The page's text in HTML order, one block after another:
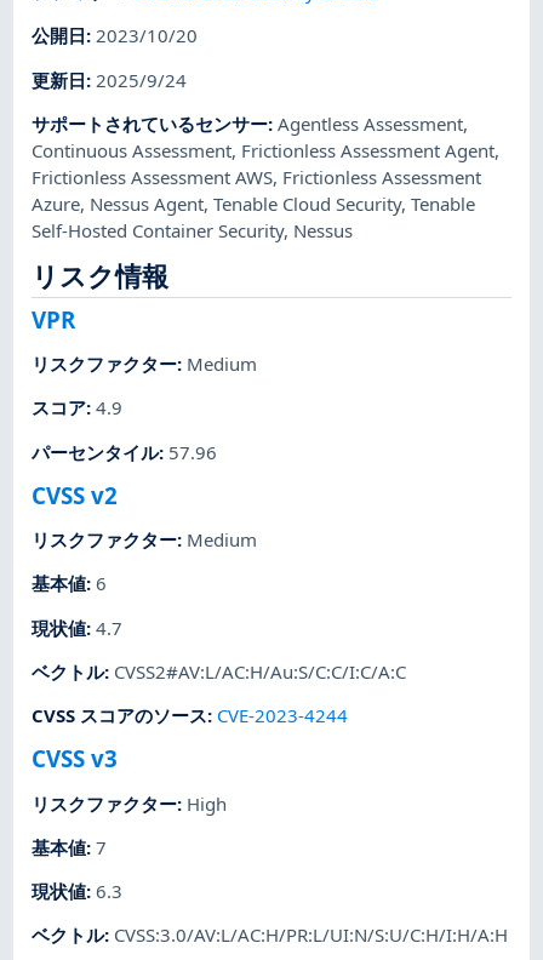
公開日:2023/10/20
更新日: 2025/9/24
サポートされているセンサー:Agentless Assessment,
Continuous Assessment, Frictionless Assessment Agent,
Frictionless Assessment AWS, Frictionless Assessment
Azure, Nessus Agent,Tenable Cloud Security,Tenable
Self-Hosted Container Security, Nessus
リスク情報
VPR
リスクファクター: Medium
スコア:4.9
パーセンタイル: 57.96
CVSS v2
リスクファクター: Medium
基本値:6
現状値:4.7
ベクトル: CVSS2#AV:L/AC:H/Au:S/C:C/I:C/A:C
CVSS スコアのソース: CVE-2023-4244
CVSS v3
リスクファクター: High
基本値:7
現状値:6.3
ベクトル: CVSS:3.0/AV:L/AC:H/PR:L/UI:N/S:U/C:H/I:H/A:H